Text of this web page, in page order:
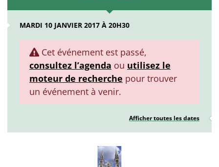
MARDI 10 JANVIER 2017 À 20H30
Cet événement est passé,
consultez l’agenda ou utilisez le
moteur de recherche pour trouver
un événement à venir.
Afficher toutes les dates